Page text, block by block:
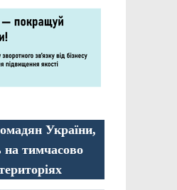
України,
тимчасово